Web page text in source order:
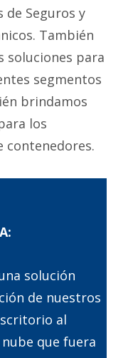
de Seguros y
También
soluciones para
segmentos
brindamos
los
contenedores.
solución
de nuestros
al
que fuera